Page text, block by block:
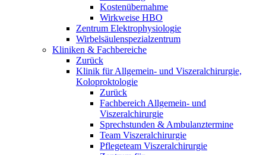
Kostenübernahme
Wirkweise HBO
Zentrum Elektrophysiologie
Wirbelsäulenspezialzentrum
Kliniken & Fachbereiche
Zurück
Klinik für Allgemein- und Viszeralchirurgie,
Koloproktologie
Zurück
Fachbereich Allgemein- und
Viszeralchirurgie
Sprechstunden & Ambulanztermine
Team Viszeralchirurgie
Pflegeteam Viszeralchirurgie